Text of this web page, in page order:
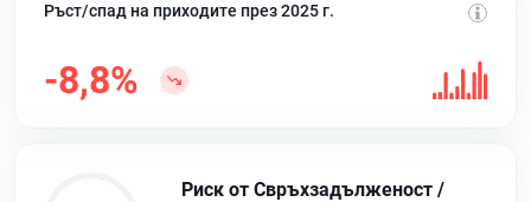
Ръст/спад на приходите през 2025 г.
-8,8%
Риск от Свръхзадълженост /